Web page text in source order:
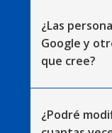
¿Las
Google y
que cree?
¿Podré